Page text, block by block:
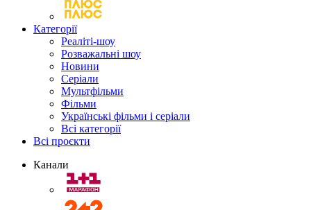
Категорії
Реаліті-шоу
Розважальні шоу
Новини
Серіали
Мультфільми
Фільми
Українські фільми і серіали
Всі категорії
Всі проєкти
Канали